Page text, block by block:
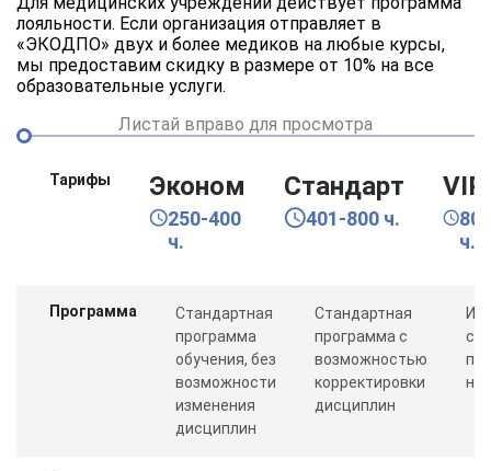
лояльности. Если организация отправляет в
«ЭКОДПО» двух и более медиков на любые курсы,
мы предоставим скидку в размере от 10% на все
образовательные услуги.
Листай вправо для просмотра
Тарифы Эконом
250-400
ч.
Стандарт
401-800 ч.
VIP
ч.
Программа
Стандартная
программа
обучения, без
возможности
изменения
дисциплин
Стандартная
программа с
возможностью
корректировки
дисциплин